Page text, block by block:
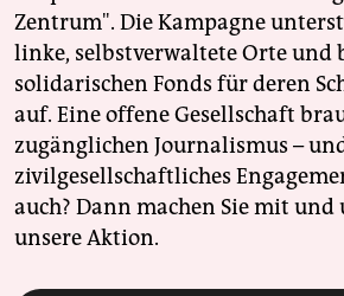
Zentrum". Die Kampagne
linke, selbstverwaltete Orte und
solidarischen Fonds für deren
auf. Eine offene Gesellschaft
zugänglichen Journalismus –
zivilgesellschaftliches
auch? Dann machen Sie mit und
unsere Aktion.